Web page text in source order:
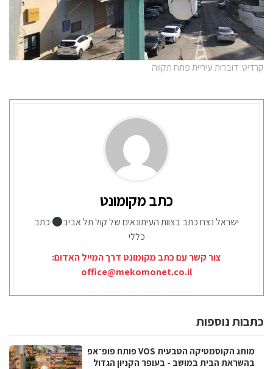
קרדיט: דוברות עיריית פתח תקווה
כתב מקומונט
ישראל נצח כתב בצוות העיתונאים של קול תל אביב
כתב
כללי
צור קשר עם כתב מקומונט דרך המייל האדום:
office@mekomonet.co.il
כתבות נוספות
מותג הקוסמטיקה הטבעית VOS פותח פופ־אפ
בהשראת הבית במושב - בעופר הקניון הגדול